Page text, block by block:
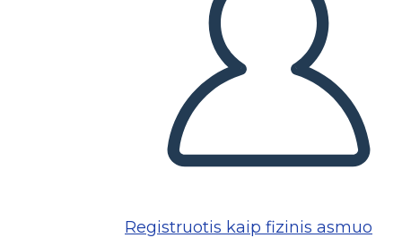
Registruotis kaip fizinis asmuo